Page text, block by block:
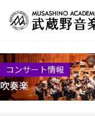
コンサート情報
吹奏楽